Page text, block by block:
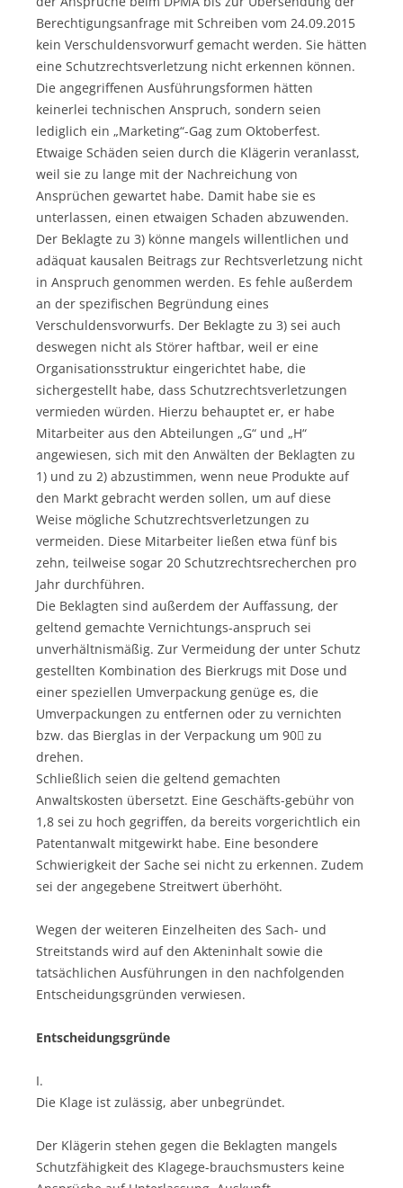
Berechtigungsanfrage mit Schreiben vom 24.09.2015
kein Verschuldensvorwurf gemacht werden. Sie hätten
eine Schutzrechtsverletzung nicht erkennen können.
Die angegriffenen Ausführungsformen hätten
keinerlei technischen Anspruch, sondern seien
lediglich ein „Marketing“-Gag zum Oktoberfest.
Etwaige Schäden seien durch die Klägerin veranlasst,
weil sie zu lange mit der Nachreichung von
Ansprüchen gewartet habe. Damit habe sie es
unterlassen, einen etwaigen Schaden abzuwenden.
Der Beklagte zu 3) könne mangels willentlichen und
adäquat kausalen Beitrags zur Rechtsverletzung nicht
in Anspruch genommen werden. Es fehle außerdem
an der spezifischen Begründung eines
Verschuldensvorwurfs. Der Beklagte zu 3) sei auch
deswegen nicht als Störer haftbar, weil er eine
Organisationsstruktur eingerichtet habe, die
sichergestellt habe, dass Schutzrechtsverletzungen
vermieden würden. Hierzu behauptet er, er habe
Mitarbeiter aus den Abteilungen „G“ und „H“
angewiesen, sich mit den Anwälten der Beklagten zu
1) und zu 2) abzustimmen, wenn neue Produkte auf
den Markt gebracht werden sollen, um auf diese
Weise mögliche Schutzrechtsverletzungen zu
vermeiden. Diese Mitarbeiter ließen etwa fünf bis
zehn, teilweise sogar 20 Schutzrechtsrecherchen pro
Jahr durchführen.
Die Beklagten sind außerdem der Auffassung, der
geltend gemachte Vernichtungs-anspruch sei
unverhältnismäßig. Zur Vermeidung der unter Schutz
gestellten Kombination des Bierkrugs mit Dose und
einer speziellen Umverpackung genüge es, die
Umverpackungen zu entfernen oder zu vernichten
bzw. das Bierglas in der Verpackung um 90 zu
drehen.
Schließlich seien die geltend gemachten
Anwaltskosten übersetzt. Eine Geschäfts-gebühr von
1,8 sei zu hoch gegriffen, da bereits vorgerichtlich ein
Patentanwalt mitgewirkt habe. Eine besondere
Schwierigkeit der Sache sei nicht zu erkennen. Zudem
sei der angegebene Streitwert überhöht.
Wegen der weiteren Einzelheiten des Sach- und
Streitstands wird auf den Akteninhalt sowie die
tatsächlichen Ausführungen in den nachfolgenden
Entscheidungsgründen verwiesen.
Entscheidungsgründe
I.
Die Klage ist zulässig, aber unbegründet.
Der Klägerin stehen gegen die Beklagten mangels
Schutzfähigkeit des Klagege-brauchsmusters keine